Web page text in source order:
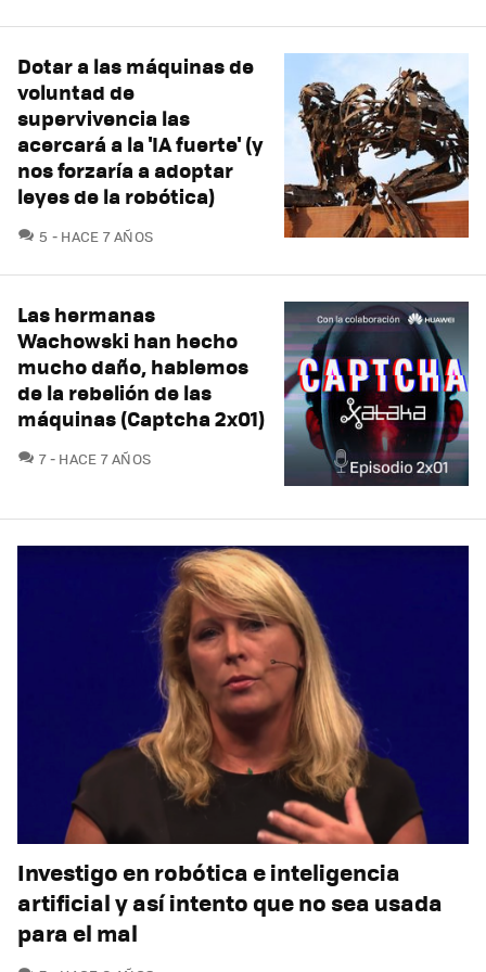
Dotar a las máquinas de
voluntad de
supervivencia las
acercará a la 'IA fuerte' (y
nos forzaría a adoptar
leyes de la robótica)
5 COMENTARIOS
HACE 7 AÑOS
Las hermanas
Wachowski han hecho
mucho daño, hablemos
de la rebelión de las
máquinas (Captcha 2x01)
7COMENTARIOS
HACE 7 AÑOS
Investigo en robótica e inteligencia
artificial y así intento que no sea usada
para el mal